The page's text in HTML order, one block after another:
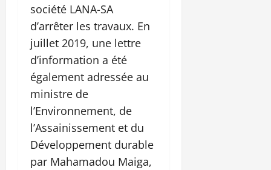
société LANA-SA
d’arrêter les travaux. En
juillet 2019, une lettre
d’information a été
également adressée au
ministre de
l’Environnement, de
l’Assainissement et du
Développement durable
par Mahamadou Maiga,